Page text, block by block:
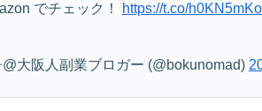
でチェック！
https://t.co/
大阪人副業ブロガー (@bokunomad)